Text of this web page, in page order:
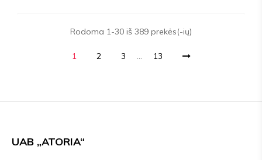
Rodoma 1-30 iš 389 prekės(-ių)
1 2 3 … 13
UAB „ATORIA“